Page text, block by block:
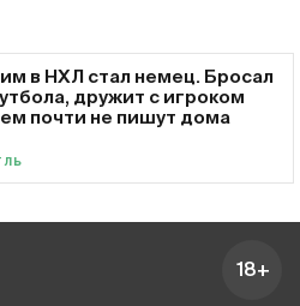
в НХЛ стал немец. Бросал
дружит с игроком
почти не пишут дома
18+